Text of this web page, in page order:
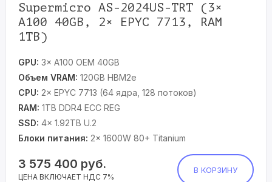
Supermicro AS-2024US-TRT (3×
A100 40GB, 2× EPYC 7713, RAM
1TB)
GPU: 3× A100 OEM 40GB
Объем VRAM: 120GB HBM2e
CPU: 2× EPYC 7713 (64 ядра, 128 потоков)
RAM: 1TB DDR4 ECC REG
SSD: 4× 1.92TB U.2
Блоки питания: 2× 1600W 80+ Titanium
3 575 400 руб.
ЦЕНА ВКЛЮЧАЕТ НДС 7%
В КОРЗИНУ